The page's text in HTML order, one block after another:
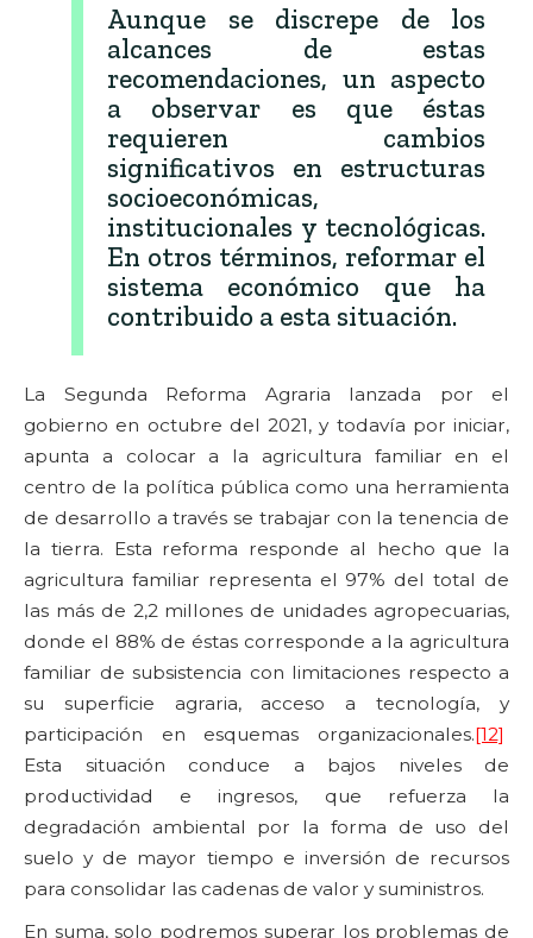
Aunque se discrepe de los
alcances de estas
recomendaciones, un aspecto
a observar es que éstas
requieren cambios
significativos en estructuras
socioeconómicas,
institucionales y tecnológicas.
En otros términos, reformar el
sistema económico que ha
contribuido a esta situación.
La Segunda Reforma Agraria lanzada por el
gobierno en octubre del 2021, y todavía por iniciar,
apunta a colocar a la agricultura familiar en el
centro de la política pública como una herramienta
de desarrollo a través se trabajar con la tenencia de
la tierra. Esta reforma responde al hecho que la
agricultura familiar representa el 97% del total de
las más de 2,2 millones de unidades agropecuarias,
donde el 88% de éstas corresponde a la agricultura
familiar de subsistencia con limitaciones respecto a
su superficie agraria, acceso a tecnología, y
participación en esquemas organizacionales.[12]
Esta situación conduce a bajos niveles de
productividad e ingresos, que refuerza la
degradación ambiental por la forma de uso del
suelo y de mayor tiempo e inversión de recursos
para consolidar las cadenas de valor y suministros.
En suma, solo podremos superar los problemas de